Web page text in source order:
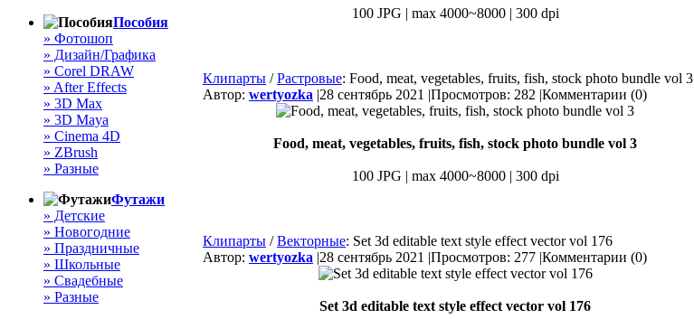
Пособия
» Фотошоп
» Дизайн/Графика
» Corel DRAW
» After Effects
» 3D Max
» 3D Maya
» Cinema 4D
» ZBrush
» Разные
Футажи
» Детские
» Новогодние
» Праздничные
» Школьные
» Свадебные
» Разные
100 JPG | max 4000~8000 | 300 dpi
Клипарты /Растровые: Food, meat, vegetables, fruits, fish, stock photo bundle vol 3
Автор: wertyozka |28 сентябрь 2021 |Просмотров: 282 |Комментарии (0)
Food, meat, vegetables, fruits, fish, stock photo bundle vol 3
100 JPG | max 4000~8000 | 300 dpi
Клипарты /Векторные: Set 3d editable text style effect vector vol 176
Автор: wertyozka |28 сентябрь 2021 |Просмотров: 277 |Комментарии (0)
Set 3d editable text style effect vector vol 176